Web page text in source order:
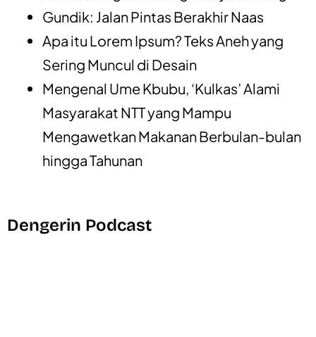
Gundik: Jalan Pintas Berakhir Naas
Apa itu Lorem Ipsum? Teks Aneh yang
Sering Muncul di Desain
Mengenal Ume Kbubu, ‘Kulkas’ Alami
Masyarakat NTT yang Mampu
Mengawetkan Makanan Berbulan-bulan
hingga Tahunan
Dengerin Podcast